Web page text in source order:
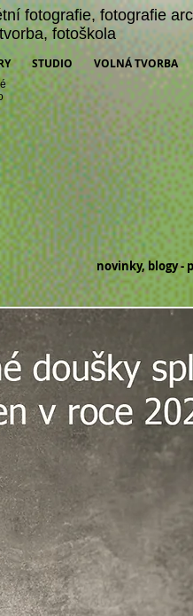
fotografie,fotografie
fotoškola
STUDIO VOLNÁ TVORBA
novinky, blogy -